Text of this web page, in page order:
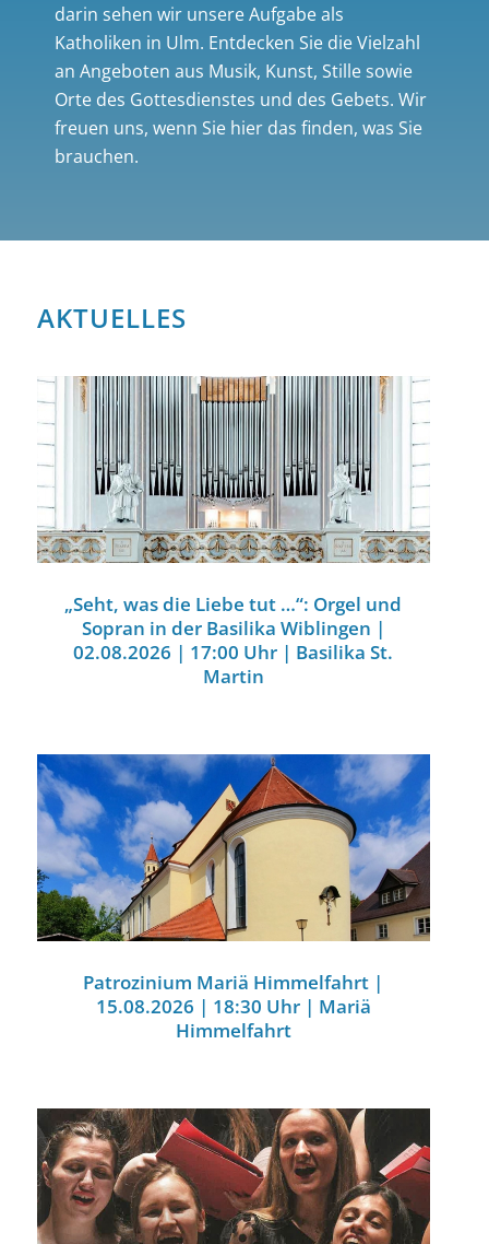
darin sehen wir unsere Aufgabe als
Katholiken in Ulm. Entdecken Sie die Vielzahl
an Angeboten aus Musik, Kunst, Stille sowie
Orte des Gottesdienstes und des Gebets. Wir
freuen uns, wenn Sie hier das finden, was Sie
brauchen.
AKTUELLES
„Seht, was die Liebe tut …“: Orgel und
Sopran in der Basilika Wiblingen |
02.08.2026 | 17:00 Uhr | Basilika St.
Martin
Patrozinium Mariä Himmelfahrt |
15.08.2026 | 18:30 Uhr | Mariä
Himmelfahrt